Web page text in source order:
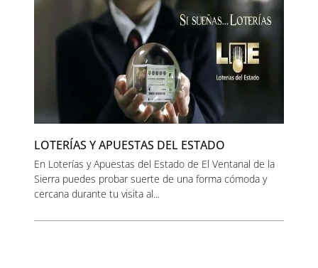
LOTERÍAS Y APUESTAS DEL ESTADO
En Loterías y Apuestas del Estado de El Ventanal de la
Sierra puedes probar suerte de una forma cómoda y
cercana durante tu visita al...